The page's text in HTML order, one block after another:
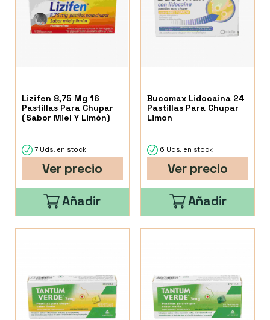
Lizifen 8,75 Mg 16
Pastillas Para Chupar
(Sabor Miel Y Limón)
7 Uds. en stock
Ver precio
Añadir
Bucomax Lidocaina 24
Pastillas Para Chupar
Limon
6 Uds. en stock
Ver precio
Añadir